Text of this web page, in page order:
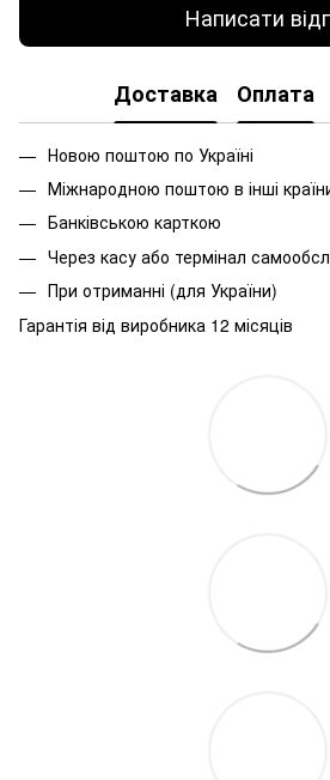
Написати
Доставка Оплата
Новою поштою по Україні
Міжнародною поштою в інші
Банківською карткою
Через касу або термінал
При отриманні (для України)
Гарантія від виробника 12 місяців